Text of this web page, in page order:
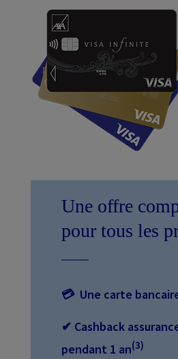
Une offre
pour tous les
💳︎ Une carte
✔ Cashback
pendant 1 an(3)